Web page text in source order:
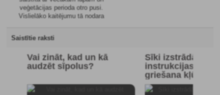
veģetācijas perioda otro pusi.
Vislielāko kaitējumu tā nodara
skartas arī lapu plēksnes. Ja
izplatībai, rodas plankumainība,
kas noved pie lapu saraušanās
kā apdegušas. Lielus lapu
zudumus slimība izraisa lietainā
Saistītie raksti
Vai zināt, kad un kā
audzēt sīpolus?
Sīki izstrādātas
instrukcijas, lai
griešana kļūtu
paveicama